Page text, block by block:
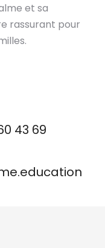
et sa
rassurant pour
43 69